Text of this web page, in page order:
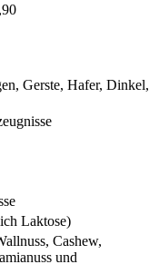
Gerste, Hafer, Dinkel,
Laktose)
Cashew,
und